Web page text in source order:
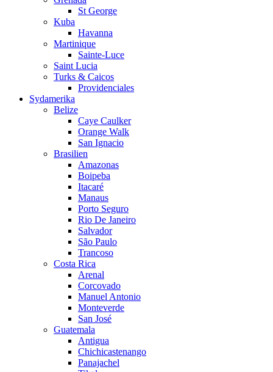
St George
Kuba
Havanna
Martinique
Sainte-Luce
Saint Lucia
Turks & Caicos
Providenciales
Sydamerika
Belize
Caye Caulker
Orange Walk
San Ignacio
Brasilien
Amazonas
Boipeba
Itacaré
Manaus
Porto Seguro
Rio De Janeiro
Salvador
São Paulo
Trancoso
Costa Rica
Arenal
Corcovado
Manuel Antonio
Monteverde
San José
Guatemala
Antigua
Chichicastenango
Panajachel